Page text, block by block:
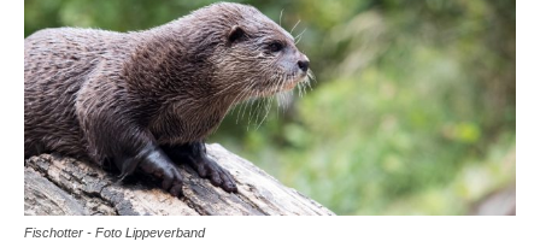
Fischotter - Foto Lippeverband